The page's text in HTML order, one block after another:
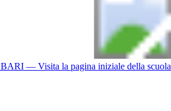
BARI — Visita la pagina iniziale della scuola